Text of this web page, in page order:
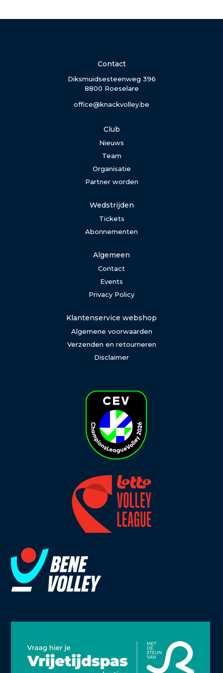
Contact
Diksmuidsesteenweg 396
8800 Roeselare
office@knackvolley.be
Club
Nieuws
Team
Organisatie
Partner worden
Wedstrijden
Tickets
Abonnementen
Algemeen
Contact
Events
Privacy Policy
Klantenservice webshop
Algemene voorwaarden
Verzenden en retourneren
Disclaimer